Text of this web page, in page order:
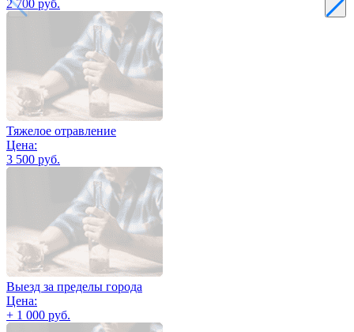
2 700 руб.
Тяжелое отравление
Цена:
3 500 руб.
Выезд за пределы города
Цена:
+ 1 000 руб.